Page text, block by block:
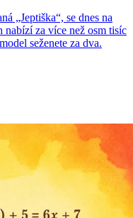
„Jeptiška“, se dnes na
nabízí za více než osm tisíc
seženete za dva.